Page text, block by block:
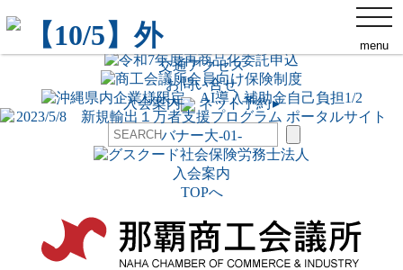
menu
ネット予約▸
那覇商工会議所について
交通アクセス
お問い合せ
ネット予約▸
入会案内
入会案内
TOPへ